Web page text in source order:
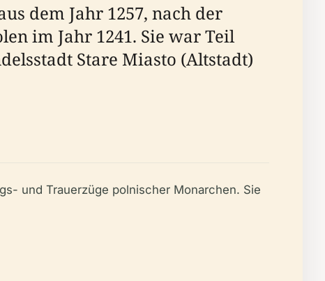
dem Jahr 1257, nach der
im Jahr 1241. Sie war Teil
Stare Miasto (Altstadt)
und Trauerzüge polnischer Monarchen. Sie